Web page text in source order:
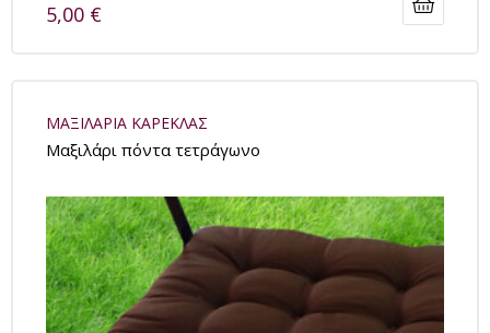
5,00 €
ΜΑΞΙΛΑΡΙΑ ΚΑΡΕΚΛΑΣ
Μαξιλάρι πόντα τετράγωνο